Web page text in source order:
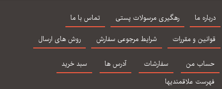
اوتمر براساس DSM-5
دوم: بیمار مشکل
مشاوره و روان درمانی -
جرالد كری ، سید
محمدی
برای روانشناسان
بالینی مشاوران و روان
پزشکان جلد 1
ما رهگیری مرسولات پستی
تماس با ما
و مقررات
شرایط مرجوعی سفارش روش های ارسال
من سفارشات آدرس ها
سبد خرید
علاقمندیها